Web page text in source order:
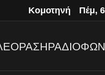
Κομοτηνή Πέμ,